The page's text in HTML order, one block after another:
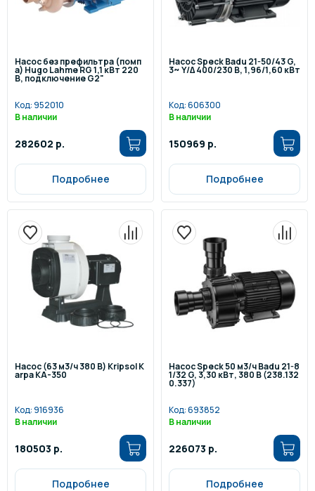
Насос без префильтра (помп
а) Hugo Lahme RG 1,1 кВт 220
В, подключение G2"
Код:952010
В наличии
282602 р.
Подробнее
Насос Speck Badu 21-50/43 G,
3~ Y/∆ 400/230 В, 1,96/1,60 кВт
Код:606300
В наличии
150969 р.
Подробнее
Насос (63 м3/ч 380 В) Kripsol K
arpa KA-350
Код:916936
В наличии
180503 р.
Подробнее
Насос Speck 50 м3/ч Badu 21-8
1/32 G, 3,30 кВт, 380 В (238.132
0.337)
Код:693852
В наличии
226073 р.
Подробнее